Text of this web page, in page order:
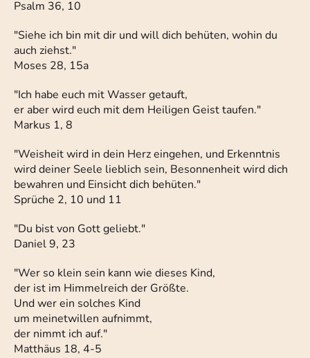
Psalm 36, 10
"Siehe ich bin mit dir und will dich behüten, wohin du
auch ziehst."
Moses 28, 15a
"Ich habe euch mit Wasser getauft,
er aber wird euch mit dem Heiligen Geist taufen."
Markus 1, 8
"Weisheit wird in dein Herz eingehen, und Erkenntnis
wird deiner Seele lieblich sein, Besonnenheit wird dich
bewahren und Einsicht dich behüten."
Sprüche 2, 10 und 11
"Du bist von Gott geliebt."
Daniel 9, 23
"Wer so klein sein kann wie dieses Kind,
der ist im Himmelreich der Größte.
Und wer ein solches Kind
um meinetwillen aufnimmt,
der nimmt ich auf."
Matthäus 18, 4-5